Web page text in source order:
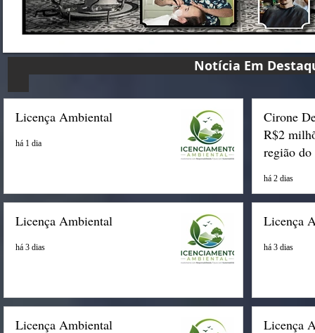
Notícia Em
Licença Ambiental
há 1 dia
Cirone
R$2
região do
há 2 dias
Licença Ambiental
há 3 dias
Licença
há 3 dias
Licença Ambiental Licença